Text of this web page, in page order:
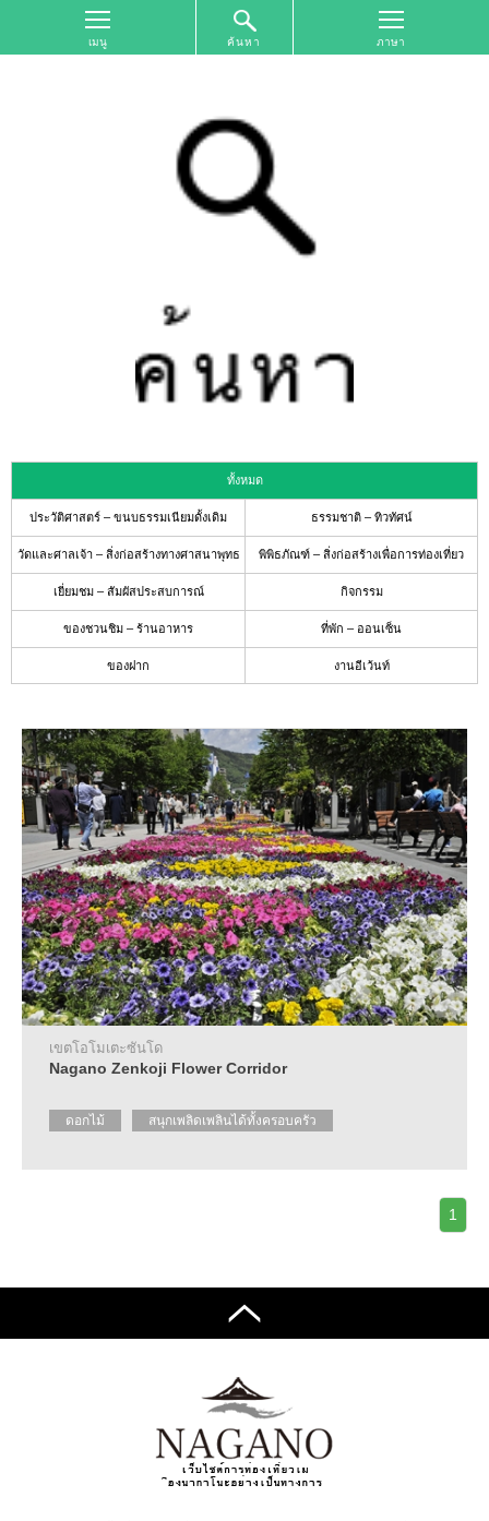
ค้นหา
แนะนำ
สถาน
ที่พัก
ร่วม
งาน
อี
เว้
นท์
แนะนำ
ทางการ
เดิน
ทาง
ข้อมูล
ราย
ละเอียด
เกี่ยว
ข้อมูล
แผ่น
ทั้งหมด
ประวัติศาสตร์ – ขนบธรรมเนียมดั้งเดิม ธรรมชาติ – ทิวทัศน์
วัดและศาลเจ้า – สิ่งก่อสร้างทางศาสนาพุทธ พิพิธภัณฑ์ – สิ่งก่อสร้างเพื่อการท่องเที่ยว
เยี่ยมชม – สัมผัสประสบการณ์ กิจกรรม
ของชวนชิม – ร้านอาหาร ที่พัก – ออนเซ็น
ของฝาก งานอีเว้นท์
เขตโอโมเตะซันโด
Nagano Zenkoji Flower Corridor
ดอกไม้ สนุกเพลิดเพลินได้ทั้งครอบครัว
1